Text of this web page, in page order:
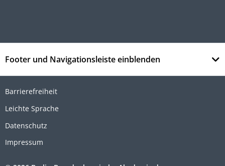
Footer und Navigationsleiste einblenden
Barrierefreiheit
Leichte Sprache
Datenschutz
Impressum